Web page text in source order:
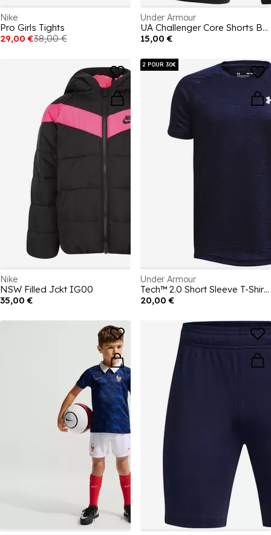
Nike
Pro Girls Tights
29,00 €38,00 €
Under Armour
UA Challenger Core Shorts Boys'
15,00 €
Nike
NSW Filled Jckt IG00
35,00 €
2 POUR 30€
Under Armour
Tech™ 2.0 Short Sleeve T-Shirt Juniors
20,00 €